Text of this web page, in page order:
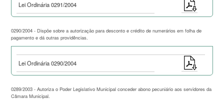
Lei Ordinária 0291/2004
0290/2004 - Dispõe sobre a autorização para desconto e crédito de numerários em folha de
pagamento e dá outras providências.
Lei Ordinária 0290/2004
0289/2003 - Autoriza o Poder Legislativo Municipal conceder abono pecuniário aos servidores da
Câmara Municipal.